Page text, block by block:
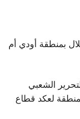
بمنطقة أودي أم
الشعبي
لعكد قطاع